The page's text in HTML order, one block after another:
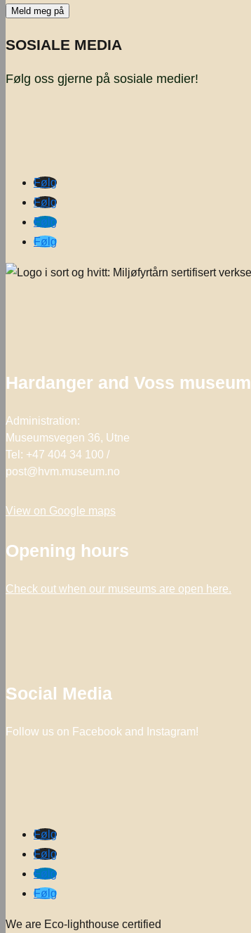
SOSIALE MEDIA
Følg oss gjerne på sosiale medier!
Følg
Følg
Følg
Følg
Hardanger and Voss museum
Administration:
Museumsvegen 36, Utne
Tel: +47 404 34 100 /
post@hvm.museum.no
View on Google maps
Opening hours
Check out when our museums are open here.
Social Media
Follow us on Facebook and Instagram!
Følg
Følg
Følg
Følg
We are Eco-lighthouse certified